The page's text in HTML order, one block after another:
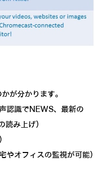
が分かります。
声認識でNEWS、最新の
読み上げ）
やオフィスの監視が可能）